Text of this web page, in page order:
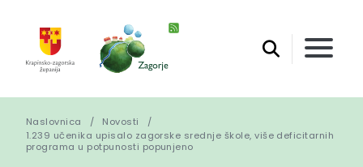
Naslovnica
Novosti
1.239 učenika upisalo zagorske srednje škole, više deficitarnih
programa u potpunosti popunjeno